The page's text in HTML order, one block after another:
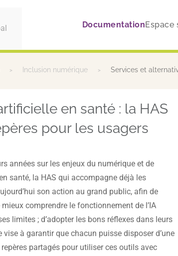
DocumentationEspace
Inclusion numérique Services et
en santé : la HAS
pour les usagers
années sur les enjeux du numérique et de
santé, la HAS qui accompagne déjà les
son action au grand public, afin de
comprendre le fonctionnement de l’IA
limites ; d’adopter les bons réflexes dans leurs
vise à garantir que chacun puisse disposer d’une
partagés pour utiliser ces outils avec